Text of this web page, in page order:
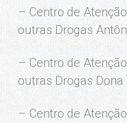
– Centro de
outras Drogas
– Centro de
outras Drogas Dona
– Centro de